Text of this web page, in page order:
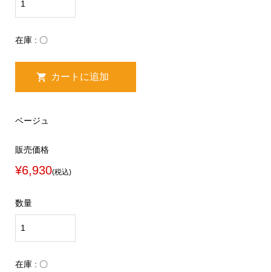
在庫 : 〇
ベージュ
販売価格
¥6,930(税込)
数量
在庫 : 〇